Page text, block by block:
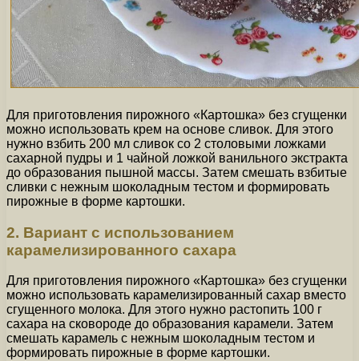
Для приготовления пирожного «Картошка» без сгущенки
можно использовать крем на основе сливок. Для этого
нужно взбить 200 мл сливок со 2 столовыми ложками
сахарной пудры и 1 чайной ложкой ванильного экстракта
до образования пышной массы. Затем смешать взбитые
сливки с нежным шоколадным тестом и формировать
пирожные в форме картошки.
2. Вариант с использованием
карамелизированного сахара
Для приготовления пирожного «Картошка» без сгущенки
можно использовать карамелизированный сахар вместо
сгущенного молока. Для этого нужно растопить 100 г
сахара на сковороде до образования карамели. Затем
смешать карамель с нежным шоколадным тестом и
формировать пирожные в форме картошки.